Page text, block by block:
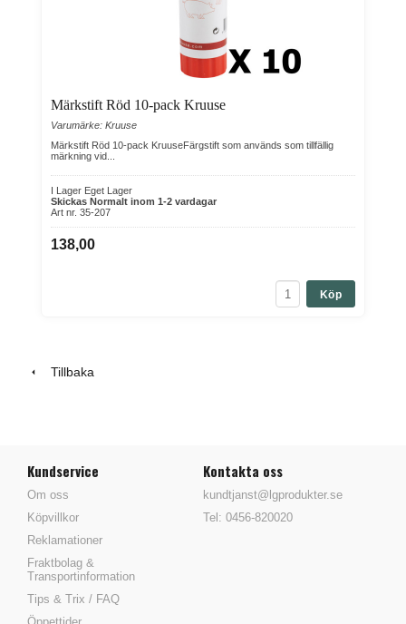
Märkstift Röd 10-pack Kruuse
Varumärke: Kruuse
Märkstift Röd 10-pack KruuseFärgstift som används som tillfällig
märkning vid...
I Lager Eget Lager
Skickas Normalt inom 1-2 vardagar
Art nr. 35-207
138,00
Köp
Tillbaka
Kundservice
Om oss
Köpvillkor
Reklamationer
Fraktbolag &
Transportinformation
Tips & Trix / FAQ
Kontakta oss
kundtjanst@lgprodukter.se
Tel: 0456-820020